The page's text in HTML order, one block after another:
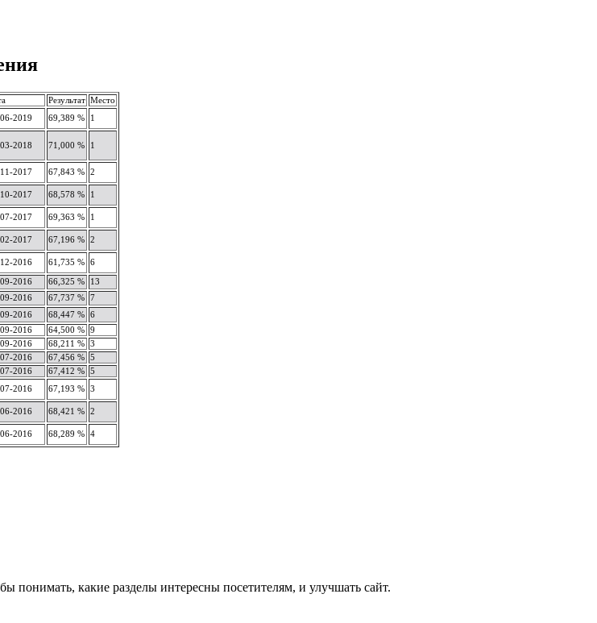
Результат Место
2019 69,389 % 1
2018 71,000 % 1
2017 67,843 % 2
2017 68,578 % 1
2017 69,363 % 1
2017 67,196 % 2
2016 61,735 % 6
2016 66,325 %
13
2016 67,737 %
7
2016 68,447 %
6
2016 64,500 %
9
2016 68,211 %
3
2016 67,456 %
5
2016 67,412 %
5
2016 67,193 % 3
2016 68,421 % 2
2016 68,289 % 4
понимать, какие разделы интересны посетителям, и улучшать сайт.